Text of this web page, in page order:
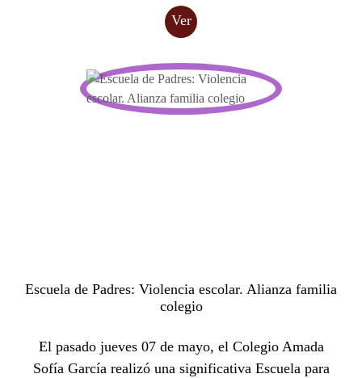
Ver
Escuela de Padres: Violencia escolar. Alianza familia
colegio
El pasado jueves 07 de mayo, el Colegio Amada
Sofía García realizó una significativa Escuela para